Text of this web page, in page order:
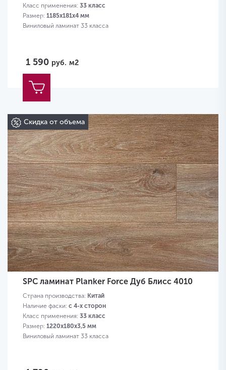
Класс применения: 33 класс
Размер: 1185х181х4 мм
Виниловый ламинат 33 класса
1 590 руб. м2
Скидка от объема
SPC ламинат Planker Force Дуб Блисс 4010
Страна производства: Китай
Наличие фаски: с 4-х сторон
Класс применения: 33 класс
Размер: 1220х180х3,5 мм
Виниловый ламинат 33 класса